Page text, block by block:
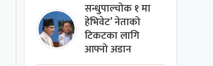
सन्धुपाल्चोक १ मा
हेभिवेट’ नेताको
टिकटका लागि
आफ्नो अडान